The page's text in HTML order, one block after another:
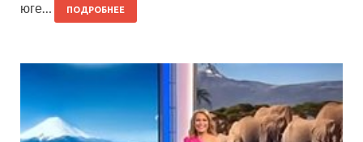
юге…
ПОДРОБНЕЕ